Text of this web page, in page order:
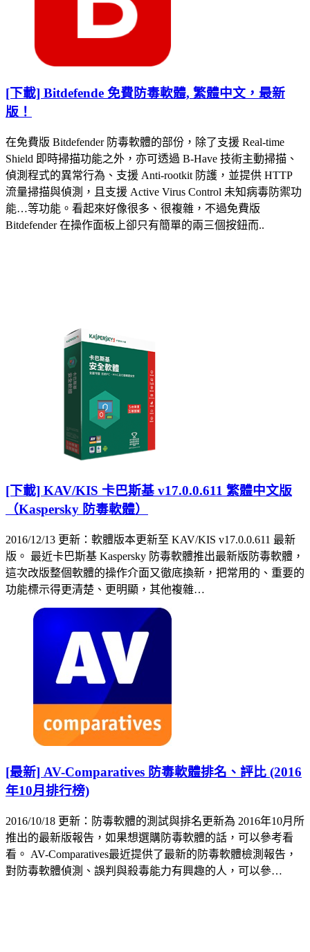
[下載] Bitdefende 免費防毒軟體, 繁體中文，最新
版！
在免費版 Bitdefender 防毒軟體的部份，除了支援 Real-time
Shield 即時掃描功能之外，亦可透過 B-Have 技術主動掃描、
偵測程式的異常行為、支援 Anti-rootkit 防護，並提供 HTTP
流量掃描與偵測，且支援 Active Virus Control 未知病毒防禦功
能…等功能。看起來好像很多、很複雜，不過免費版
Bitdefender 在操作面板上卻只有簡單的兩三個按鈕而..
[下載] KAV/KIS 卡巴斯基 v17.0.0.611 繁體中文版
（Kaspersky 防毒軟體）
2016/12/13 更新：軟體版本更新至 KAV/KIS v17.0.0.611 最新
版。 最近卡巴斯基 Kaspersky 防毒軟體推出最新版防毒軟體，
這次改版整個軟體的操作介面又徹底換新，把常用的、重要的
功能標示得更清楚、更明顯，其他複雜…
[最新] AV-Comparatives 防毒軟體排名、評比 (2016
年10月排行榜)
2016/10/18 更新：防毒軟體的測試與排名更新為 2016年10月所
推出的最新版報告，如果想選購防毒軟體的話，可以參考看
看。 AV-Comparatives最近提供了最新的防毒軟體檢測報告，
對防毒軟體偵測、誤判與殺毒能力有興趣的人，可以參…